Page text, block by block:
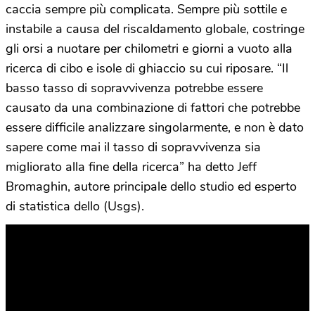
caccia sempre più complicata. Sempre più sottile e
instabile a causa del riscaldamento globale, costringe
gli orsi a nuotare per chilometri e giorni a vuoto alla
ricerca di cibo e isole di ghiaccio su cui riposare. “Il
basso tasso di sopravvivenza potrebbe essere
causato da una combinazione di fattori che potrebbe
essere difficile analizzare singolarmente, e non è dato
sapere come mai il tasso di sopravvivenza sia
migliorato alla fine della ricerca” ha detto Jeff
Bromaghin, autore principale dello studio ed esperto
di statistica dello (Usgs).